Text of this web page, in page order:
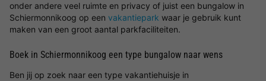
onder andere veel ruimte en privacy of juist een bungalow in
Schiermonnikoog op een vakantiepark waar je gebruik kunt
maken van een groot aantal parkfaciliteiten.
Boek in Schiermonnikoog een type bungalow naar wens
Ben jij op zoek naar een type vakantiehuisje in